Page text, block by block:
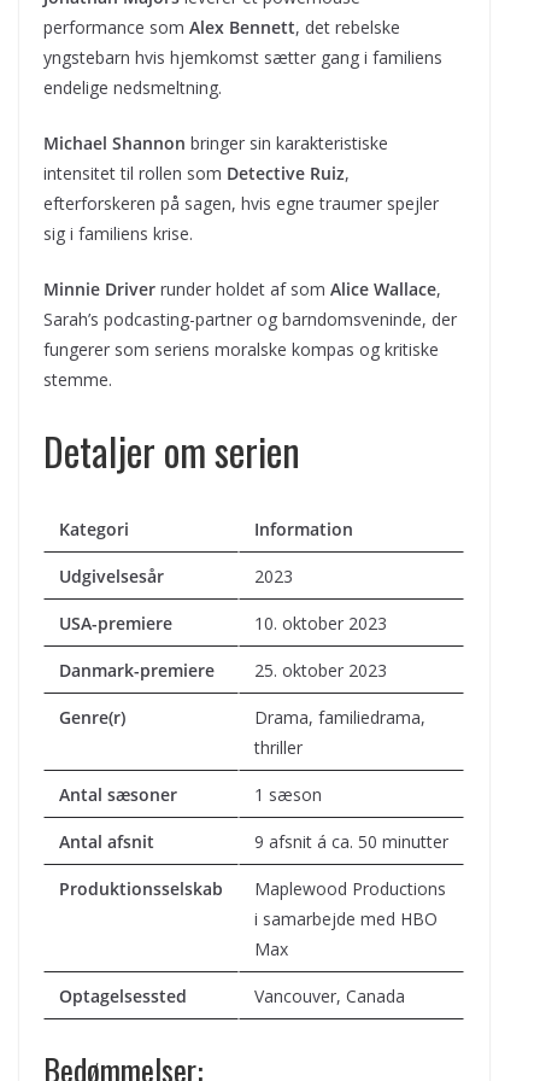
performance som Alex Bennett, det rebelske
yngstebarn hvis hjemkomst sætter gang i familiens
endelige nedsmeltning.
Michael Shannon bringer sin karakteristiske
intensitet til rollen som Detective Ruiz,
efterforskeren på sagen, hvis egne traumer spejler
sig i familiens krise.
Minnie Driver runder holdet af som Alice Wallace,
Sarah’s podcasting-partner og barndomsveninde, der
fungerer som seriens moralske kompas og kritiske
stemme.
Detaljer om serien
Kategori Information
Udgivelsesår 2023
USA-premiere 10. oktober 2023
Danmark-premiere 25. oktober 2023
Genre(r)
Drama, familiedrama,
thriller
Antal sæsoner 1 sæson
Antal afsnit 9 afsnit á ca. 50 minutter
Produktionsselskab
Maplewood Productions
i samarbejde med HBO
Max
Optagelsessted Vancouver, Canada
Bedømmelser: